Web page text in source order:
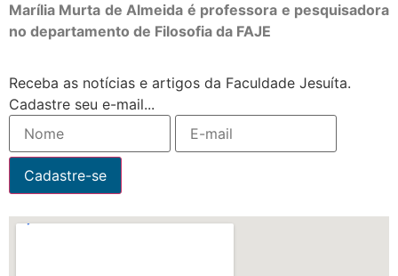
Marília Murta de Almeida é professora e pesquisadora
no departamento de Filosofia da FAJE
Receba as notícias e artigos da Faculdade Jesuíta.
Cadastre seu e-mail...